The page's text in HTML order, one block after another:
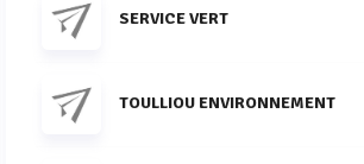
SERVICE VERT
TOULLIOU ENVIRONNEMENT